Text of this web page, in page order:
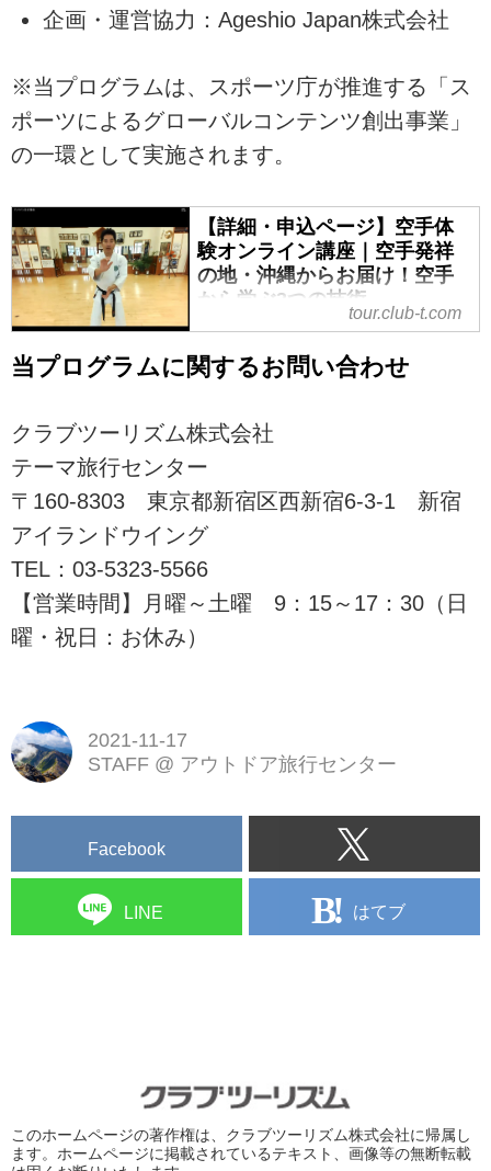
企画・運営協力：Ageshio Japan株式会社
※当プログラムは、スポーツ庁が推進する「ス
ポーツによるグローバルコンテンツ創出事業」
の一環として実施されます。
【詳細・申込ページ】空手体
験オンライン講座｜空手発祥
の地・沖縄からお届け！空手
から学ぶ3つの技術
＜オンライン講座＞沖縄から生配
信！やってみよう！空手体験オン
ライン講座の紹介をしています。
ツーリズム。
tour.club-t.com
当プログラムに関するお問い合わせ
クラブツーリズム株式会社
テーマ旅行センター
〒160-8303 東京都新宿区西新宿6-3-1 新宿
アイランドウイング
TEL：03-5323-5566
【営業時間】月曜～土曜 9：15～17：30（日
曜・祝日：お休み）
2021-11-17
STAFF @ アウトドア旅行センター
Facebook
LINE はてブ
このホームページの著作権は、クラブツーリズム株式会社に帰属し
ます。ホームページに掲載されているテキスト、画像等の無断転載